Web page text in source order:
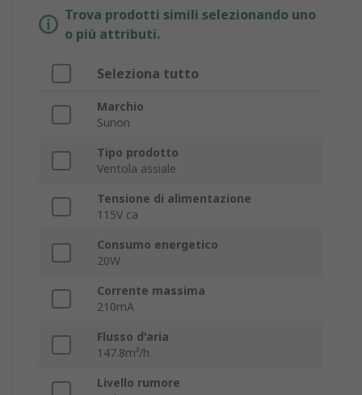
Trova prodotti simili selezionando uno
o più attributi.
Seleziona tutto
Marchio
Sunon
Tipo prodotto
Ventola assiale
Tensione di alimentazione
115V ca
Consumo energetico
20W
Corrente massima
210mA
Flusso d'aria
147.8m³/h
Livello rumore